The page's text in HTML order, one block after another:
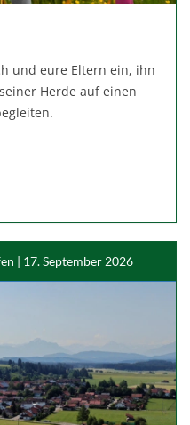
und eure Eltern ein, ihn
Herde auf einen
| 17. September 2026